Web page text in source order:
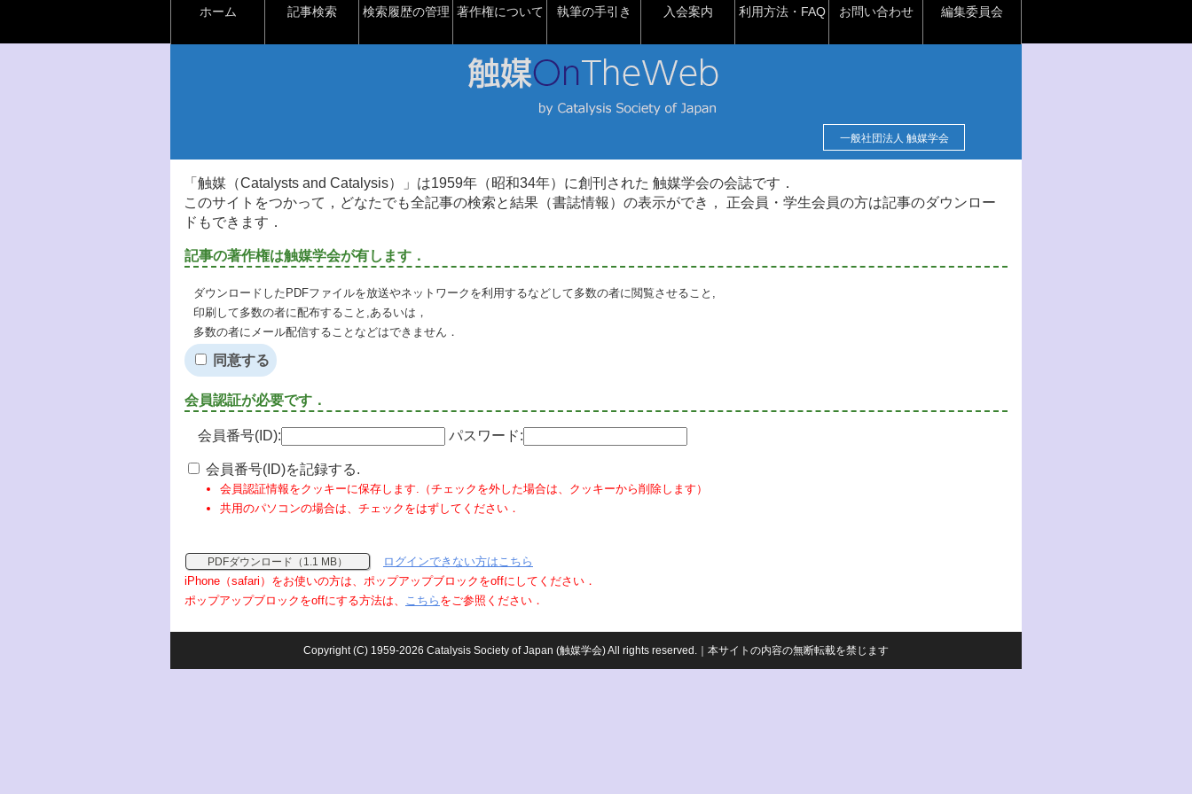
ホーム 記事検索 検索履歴の管理 著作権について 執筆の手引き 入会案内 利用方法・FAQ お問い合わせ 編集委員会
一般社団法人 触媒学会
「触媒（Catalysts and Catalysis）」は1959年（昭和34年）に創刊された 触媒学会の会誌です．
このサイトをつかって，どなたでも全記事の検索と結果（書誌情報）の表示ができ， 正会員・学生会員の方は記事のダウンロー
ドもできます．
記事の著作権は触媒学会が有します．
ダウンロードしたPDFファイルを放送やネットワークを利用するなどして多数の者に閲覧させること,
印刷して多数の者に配布すること,あるいは，
多数の者にメール配信することなどはできません．
同意する
会員認証が必要です．
会員番号(ID): パスワード:
会員番号(ID)を記録する.
会員認証情報をクッキーに保存します.（チェックを外した場合は、クッキーから削除します）
共用のパソコンの場合は、チェックをはずしてください．
PDFダウンロード（1.1 MB）
ログインできない方はこちら
iPhone（safari）をお使いの方は、ポップアップブロックをoffにしてください．
ポップアップブロックをoffにする方法は、 こちら をご参照ください．
Copyright (C) 1959-2026 Catalysis Society of Japan (触媒学会) All rights reserved.｜本サイトの内容の無断転載を禁じます